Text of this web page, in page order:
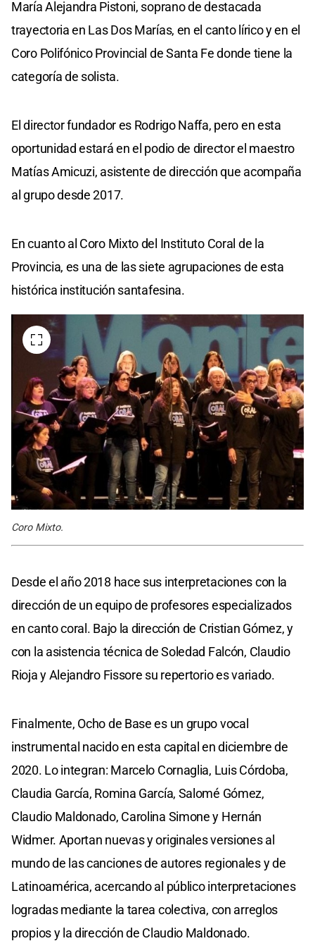
María Alejandra Pistoni, soprano de destacada
trayectoria en Las Dos Marías, en el canto lírico y en el
Coro Polifónico Provincial de Santa Fe donde tiene la
categoría de solista.
El director fundador es Rodrigo Naffa, pero en esta
oportunidad estará en el podio de director el maestro
Matías Amicuzi, asistente de dirección que acompaña
al grupo desde 2017.
En cuanto al Coro Mixto del Instituto Coral de la
Provincia, es una de las siete agrupaciones de esta
histórica institución santafesina.
Coro Mixto.
Desde el año 2018 hace sus interpretaciones con la
dirección de un equipo de profesores especializados
en canto coral. Bajo la dirección de Cristian Gómez, y
con la asistencia técnica de Soledad Falcón, Claudio
Rioja y Alejandro Fissore su repertorio es variado.
Finalmente, Ocho de Base es un grupo vocal
instrumental nacido en esta capital en diciembre de
2020. Lo integran: Marcelo Cornaglia, Luis Córdoba,
Claudia García, Romina García, Salomé Gómez,
Claudio Maldonado, Carolina Simone y Hernán
Widmer. Aportan nuevas y originales versiones al
mundo de las canciones de autores regionales y de
Latinoamérica, acercando al público interpretaciones
logradas mediante la tarea colectiva, con arreglos
propios y la dirección de Claudio Maldonado.